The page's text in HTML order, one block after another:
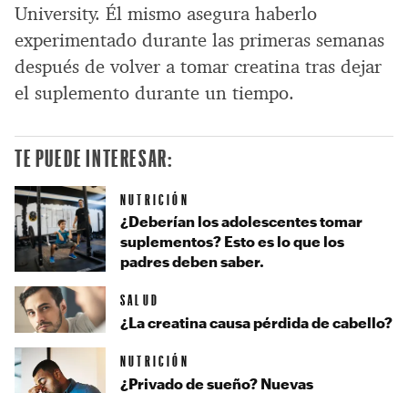
University. Él mismo asegura haberlo
experimentado durante las primeras semanas
después de volver a tomar creatina tras dejar
el suplemento durante un tiempo.
TE PUEDE INTERESAR:
NUTRICIÓN
¿Deberían los adolescentes tomar
suplementos? Esto es lo que los
padres deben saber.
SALUD
¿La creatina causa pérdida de cabello?
NUTRICIÓN
¿Privado de sueño? Nuevas